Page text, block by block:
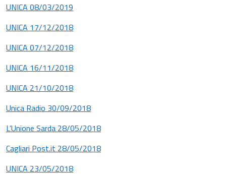
UNICA 08/03/2019
UNICA 17/12/2018
UNICA 07/12/2018
UNICA 16/11/2018
UNICA 21/10/2018
Unica Radio 30/09/2018
L’Unione Sarda 28/05/2018
Cagliari Post.it 28/05/2018
UNICA 23/05/2018